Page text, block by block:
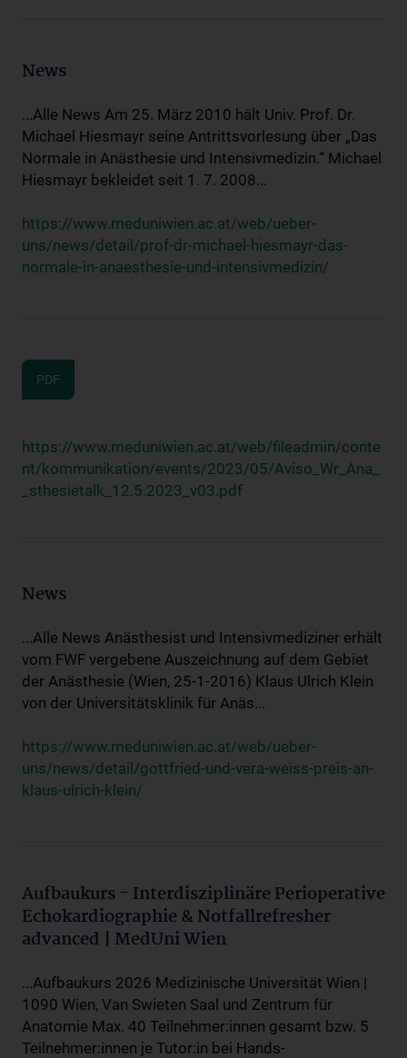
News
...Alle News Am 25. März 2010 hält Univ. Prof. Dr.
Michael Hiesmayr seine Antrittsvorlesung über „Das
Normale in Anästhesie und Intensivmedizin.“ Michael
Hiesmayr bekleidet seit 1. 7. 2008...
https://www.meduniwien.ac.at/web/ueber-
uns/news/detail/prof-dr-michael-hiesmayr-das-
normale-in-anaesthesie-und-intensivmedizin/
PDF
https://www.meduniwien.ac.at/web/fileadmin/conte
nt/kommunikation/events/2023/05/Aviso_Wr_Ana_
_sthesietalk_12.5.2023_v03.pdf
News
...Alle News Anästhesist und Intensivmediziner erhält
vom FWF vergebene Auszeichnung auf dem Gebiet
der Anästhesie (Wien, 25-1-2016) Klaus Ulrich Klein
von der Universitätsklinik für Anäs...
https://www.meduniwien.ac.at/web/ueber-
uns/news/detail/gottfried-und-vera-weiss-preis-an-
klaus-ulrich-klein/
Aufbaukurs - Interdisziplinäre Perioperative
Echokardiographie & Notfallrefresher
advanced | MedUni Wien
...Aufbaukurs 2026 Medizinische Universität Wien |
1090 Wien, Van Swieten Saal und Zentrum für
Anatomie Max. 40 Teilnehmer:innen gesamt bzw. 5
Teilnehmer:innen je Tutor:in bei Hands-